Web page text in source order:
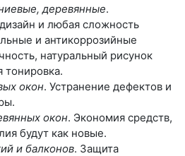
деревянные.
и любая сложность
и антикоррозийные
натуральный рисунок
окон. Устранение дефектов и
окон. Экономия средств,
будут как новые.
и балконов. Защита